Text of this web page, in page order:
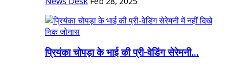
प्रियंका चोपड़ा के भाई की प्री-वेडिंग सेरेमनी...